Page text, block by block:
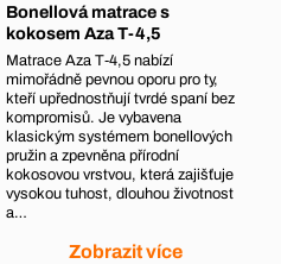
Bonellová matrace s
kokosem Aza T-4,5
Matrace Aza T‑4,5 nabízí
mimořádně pevnou oporu pro ty,
kteří upřednostňují tvrdé spaní bez
kompromisů. Je vybavena
klasickým systémem bonellových
pružin a zpevněna přírodní
kokosovou vrstvou, která zajišťuje
vysokou tuhost, dlouhou životnost
a…
Zobrazit více